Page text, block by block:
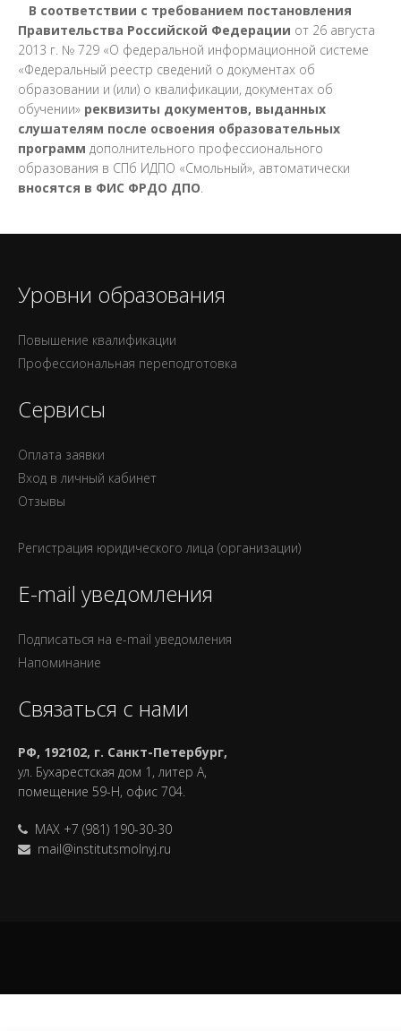
В соответствии с требованием постановления
Правительства Российской Федерации от 26 августа
2013 г. № 729 «О федеральной информационной системе
«Федеральный реестр сведений о документах об
образовании и (или) о квалификации, документах об
обучении» реквизиты документов, выданных
слушателям после освоения образовательных
программ дополнительного профессионального
образования в СПб ИДПО «Смольный», автоматически
вносятся в ФИС ФРДО ДПО.
Уровни образования
Повышение квалификации
Профессиональная переподготовка
Сервисы
Оплата заявки
Вход в личный кабинет
Отзывы
Регистрация юридического лица (организации)
E-mail уведомления
Подписаться на e-mail уведомления
Напоминание
Связаться с нами
РФ, 192102, г. Санкт-Петербург,
ул. Бухарестская дом 1, литер А,
помещение 59-Н, офис 704.
MAX +7 (981) 190-30-30
mail@institutsmolnyj.ru